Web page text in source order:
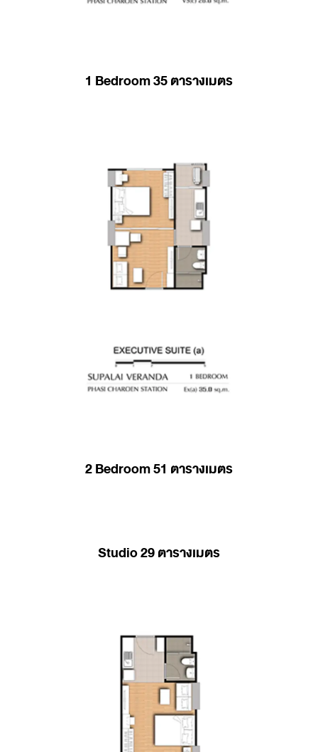
1 Bedroom 35 ตารางเมตร
2 Bedroom 51 ตารางเมตร
Studio 29 ตารางเมตร